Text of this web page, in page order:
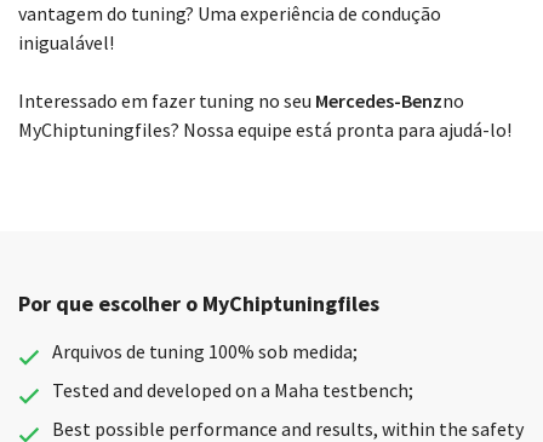
vantagem do tuning? Uma experiência de condução
inigualável!
Interessado em fazer tuning no seu Mercedes-Benzno
MyChiptuningfiles? Nossa equipe está pronta para ajudá-lo!
Por que escolher o MyChiptuningfiles
Arquivos de tuning 100% sob medida;
Tested and developed on a Maha testbench;
Best possible performance and results, within the safety